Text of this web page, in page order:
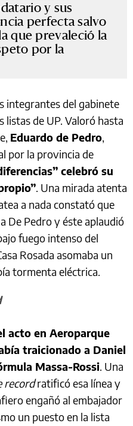
y sus
perfecta salvo
que prevaleció la
por la
integrantes del gabinete
listas de UP. Valoró hasta
Eduardo de Pedro,
por la provincia de
celebró su
. Una mirada atenta
a nada constató que
De Pedro y éste aplaudió
fuego intenso del
Rosada asomaba un
tormenta eléctrica.
acto en Aeroparque
traicionado a Daniel
Massa-Rossi. Una
recordratificó esa línea y
engañó al embajador
un puesto en la lista